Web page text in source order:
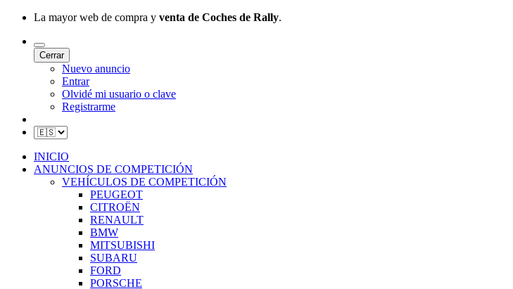
La mayor web de compra y venta de Coches de Rally.
Cerrar
Nuevo anuncio
Entrar
Olvidé mi usuario o clave
Registrarme
INICIO
ANUNCIOS DE COMPETICIÓN
VEHÍCULOS DE COMPETICIÓN
PEUGEOT
CITROËN
RENAULT
BMW
MITSUBISHI
SUBARU
FORD
PORSCHE